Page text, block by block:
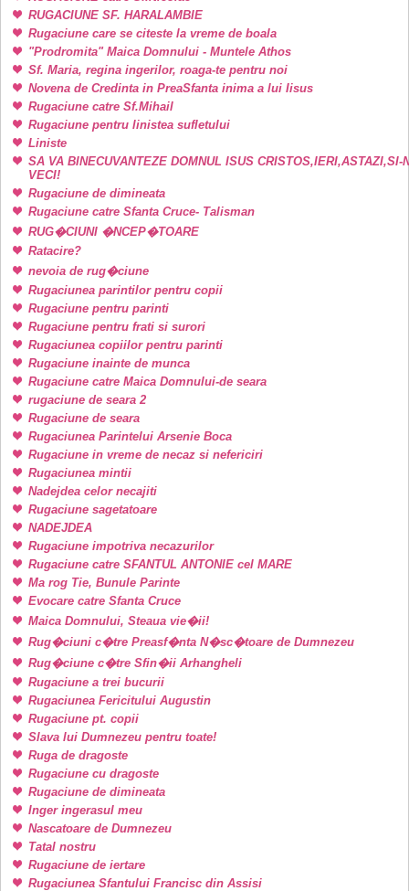
RUGACIUNE SF. HARALAMBIE
Rugaciune care se citeste la vreme de boala
"Prodromita" Maica Domnului - Muntele Athos
Sf. Maria, regina ingerilor, roaga-te pentru noi
Novena de Credinta in PreaSfanta inima a lui Iisus
Rugaciune catre Sf.Mihail
Rugaciune pentru linistea sufletului
Liniste
SA VA BINECUVANTEZE DOMNUL ISUS CRISTOS,IERI,ASTAZI,SI-
VECI!
Rugaciune de dimineata
Rugaciune catre Sfanta Cruce- Talisman
RUG�CIUNI �NCEP�TOARE
Ratacire?
nevoia de rug�ciune
Rugaciunea parintilor pentru copii
Rugaciune pentru parinti
Rugaciune pentru frati si surori
Rugaciunea copiilor pentru parinti
Rugaciune inainte de munca
Rugaciune catre Maica Domnului-de seara
rugaciune de seara 2
Rugaciune de seara
Rugaciunea Parintelui Arsenie Boca
Rugaciune in vreme de necaz si nefericiri
Rugaciunea mintii
Nadejdea celor necajiti
Rugaciune sagetatoare
NADEJDEA
Rugaciune impotriva necazurilor
Rugaciune catre SFANTUL ANTONIE cel MARE
Ma rog Tie, Bunule Parinte
Evocare catre Sfanta Cruce
Maica Domnului, Steaua vie�ii!
Rug�ciuni c�tre Preasf�nta N�sc�toare de Dumnezeu
Rug�ciune c�tre Sfin�ii Arhangheli
Rugaciune a trei bucurii
Rugaciunea Fericitului Augustin
Rugaciune pt. copii
Slava lui Dumnezeu pentru toate!
Ruga de dragoste
Rugaciune cu dragoste
Rugaciune de dimineata
Inger ingerasul meu
Nascatoare de Dumnezeu
Tatal nostru
Rugaciune de iertare
Rugaciunea Sfantului Francisc din Assisi